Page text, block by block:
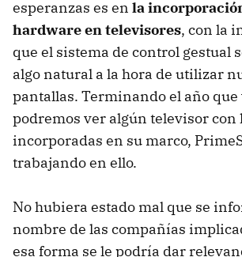
esperanzas es en la
hardware en televisores, con la
que el sistema de control gestual
algo natural a la hora de utilizar
pantallas. Terminando el año que
podremos ver algún televisor con
incorporadas en su marco,
trabajando en ello.
No hubiera estado mal que se
nombre de las compañías
esa forma se le podría dar